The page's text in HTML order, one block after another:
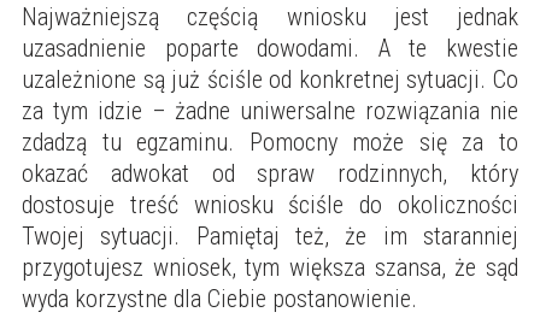
Najważniejszą częścią wniosku jest jednak
uzasadnienie poparte dowodami. A te kwestie
uzależnione są już ściśle od konkretnej sytuacji. Co
za tym idzie – żadne uniwersalne rozwiązania nie
zdadzą tu egzaminu. Pomocny może się za to
okazać adwokat od spraw rodzinnych, który
dostosuje treść wniosku ściśle do okoliczności
Twojej sytuacji. Pamiętaj też, że im staranniej
przygotujesz wniosek, tym większa szansa, że sąd
wyda korzystne dla Ciebie postanowienie.